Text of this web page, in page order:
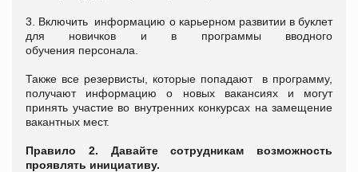
3. Включить информацию о карьерном развитии в буклет
для новичков и в программы вводного
обучения персонала.
Также все резервисты, которые попадают в программу,
получают информацию о новых вакансиях и могут
принять участие во внутренних конкурсах на замещение
вакантных мест.
Правило 2. Давайте сотрудникам возможность
проявлять инициативу.